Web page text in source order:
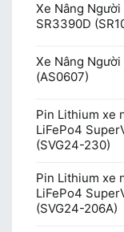
Xe Nâng Người
SR3390D
Xe Nâng Người
(AS0607)
Pin Lithium xe
LiFePo4
(SVG24-230)
Pin Lithium xe
LiFePo4
(SVG24-206A)